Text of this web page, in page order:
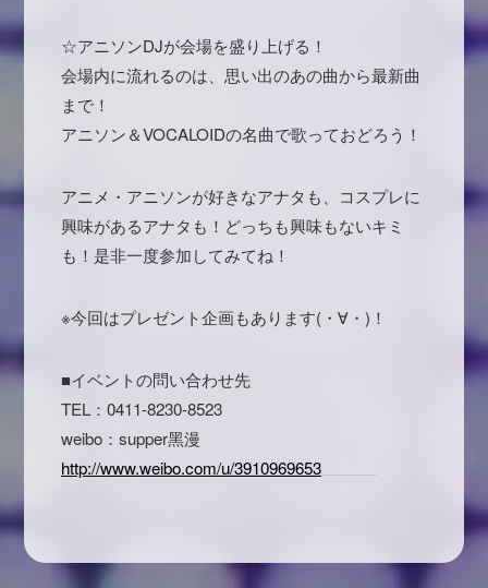
☆アニソンDJが会場を盛り上げる！
会場内に流れるのは、思い出のあの曲から最新曲
まで！
アニソン＆VOCALOIDの名曲で歌っておどろう！
アニメ・アニソンが好きなアナタも、コスプレに
興味があるアナタも！どっちも興味もないキミ
も！是非一度参加してみてね！
※今回はプレゼント企画もあります(・∀・)！
■イベントの問い合わせ先
TEL：0411-8230-8523
weibo：supper黑漫
http://www.weibo.com/u/3910969653